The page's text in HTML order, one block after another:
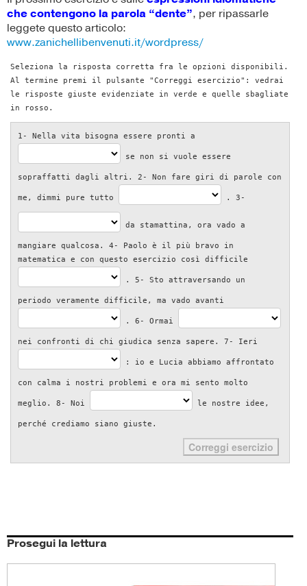
che contengono la parola “dente”, per ripassarle
leggete questo articolo:
www.zanichellibenvenuti.it/wordpress/
Seleziona la risposta corretta fra le opzioni disponibili.
Al termine premi il pulsante "Correggi esercizio": vedrai
le risposte giuste evidenziate in verde e quelle sbagliate
in rosso.
1- Nella vita bisogna essere pronti a
se non si vuole essere
sopraffatti dagli altri. 2- Non fare giri di parole con
me, dimmi pure tutto . 3-
da stamattina, ora vado a
mangiare qualcosa. 4- Paolo è il più bravo in
matematica e con questo esercizio così difficile
. 5- Sto attraversando un
periodo veramente difficile, ma vado avanti
. 6- Ormai
nei confronti di chi giudica senza sapere. 7- Ieri
: io e Lucia abbiamo affrontato
con calma i nostri problemi e ora mi sento molto
meglio. 8- Noi le nostre idee,
perché crediamo siano giuste.
Prosegui la lettura